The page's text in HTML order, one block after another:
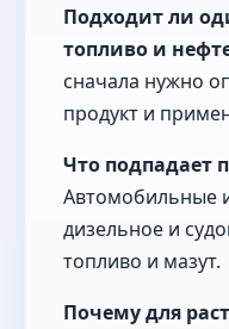
Подходит ли
топливо и
сначала нужно
продукт и
Что подпадает
Автомобильные
дизельное и
топливо и мазут.
Почему для